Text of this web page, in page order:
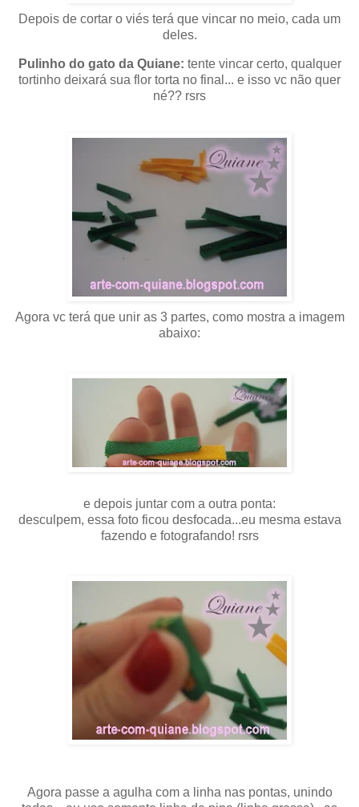
Depois de cortar o viés terá que vincar no meio, cada um
deles.
Pulinho do gato da Quiane: tente vincar certo, qualquer
tortinho deixará sua flor torta no final... e isso vc não quer
né?? rsrs
Agora vc terá que unir as 3 partes, como mostra a imagem
abaixo:
e depois juntar com a outra ponta:
desculpem, essa foto ficou desfocada...eu mesma estava
fazendo e fotografando! rsrs
Agora passe a agulha com a linha nas pontas, unindo